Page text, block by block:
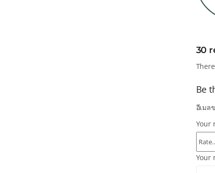
30
Be
อีเมล
Your
Your